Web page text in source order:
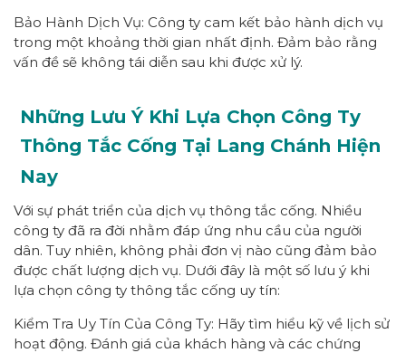
Bảo Hành Dịch Vụ: Công ty cam kết bảo hành dịch vụ
trong một khoảng thời gian nhất định. Đảm bảo rằng
vấn đề sẽ không tái diễn sau khi được xử lý.
Những Lưu Ý Khi Lựa Chọn Công Ty
Thông Tắc Cống Tại Lang Chánh Hiện
Nay
Với sự phát triển của dịch vụ thông tắc cống. Nhiều
công ty đã ra đời nhằm đáp ứng nhu cầu của người
dân. Tuy nhiên, không phải đơn vị nào cũng đảm bảo
được chất lượng dịch vụ. Dưới đây là một số lưu ý khi
lựa chọn công ty thông tắc cống uy tín:
Kiểm Tra Uy Tín Của Công Ty: Hãy tìm hiểu kỹ về lịch sử
hoạt động. Đánh giá của khách hàng và các chứng